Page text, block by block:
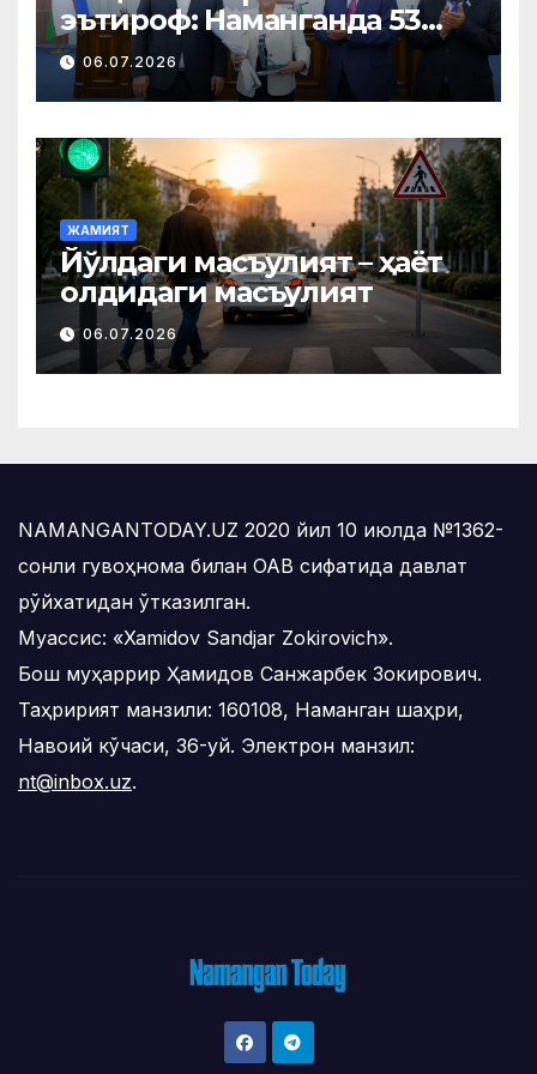
эътироф: Наманганда 53
нафар нуроний «Меҳнат
фахрийси» кўкрак нишони
билан тақдирланди
06.07.2026
ЖАМИЯТ
Йўлдаги масъулият – ҳаёт
олдидаги масъулият
06.07.2026
NAMANGANTODAY.UZ 2020 йил 10 июлда №1362-
сонли гувоҳнома билан ОАВ сифатида давлат
рўйхатидан ўтказилган.
Муассис: «Xamidov Sandjar Zokirovich».
Бош муҳаррир Ҳамидов Санжарбек Зокирович.
Таҳририят манзили: 160108, Наманган шаҳри,
Навоий кўчаси, 36-уй. Электрон манзил:
nt@inbox.uz.